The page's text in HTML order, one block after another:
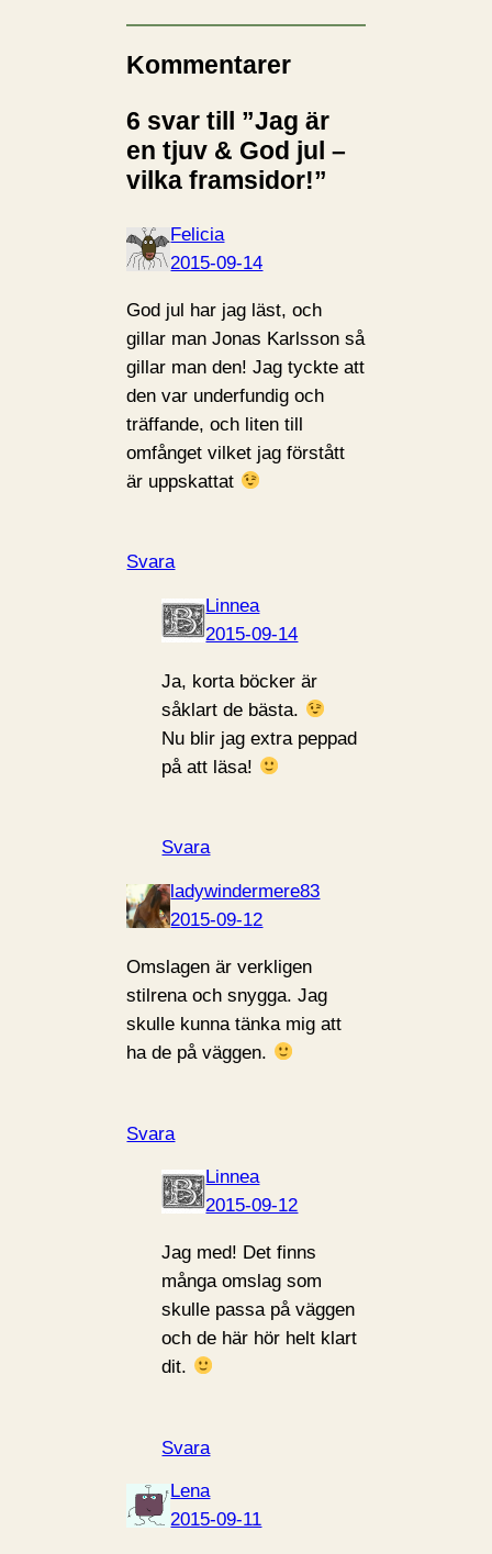
Kommentarer
6 svar till ”Jag är
en tjuv & God jul –
vilka framsidor!”
Felicia
2015-09-14
God jul har jag läst, och
gillar man Jonas Karlsson så
gillar man den! Jag tyckte att
den var underfundig och
träffande, och liten till
omfånget vilket jag förstått
är uppskattat
Svara
Linnea
2015-09-14
Ja, korta böcker är
såklart de bästa.
Nu blir jag extra peppad
på att läsa!
Svara
ladywindermere83
2015-09-12
Omslagen är verkligen
stilrena och snygga. Jag
skulle kunna tänka mig att
ha de på väggen.
Svara
Linnea
2015-09-12
Jag med! Det finns
många omslag som
skulle passa på väggen
och de här hör helt klart
dit.
Svara
Lena
2015-09-11